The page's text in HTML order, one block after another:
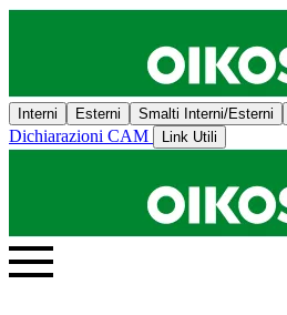
Interni Esterni Smalti Interni/Esterni
Dichiarazioni CAM Link Utili